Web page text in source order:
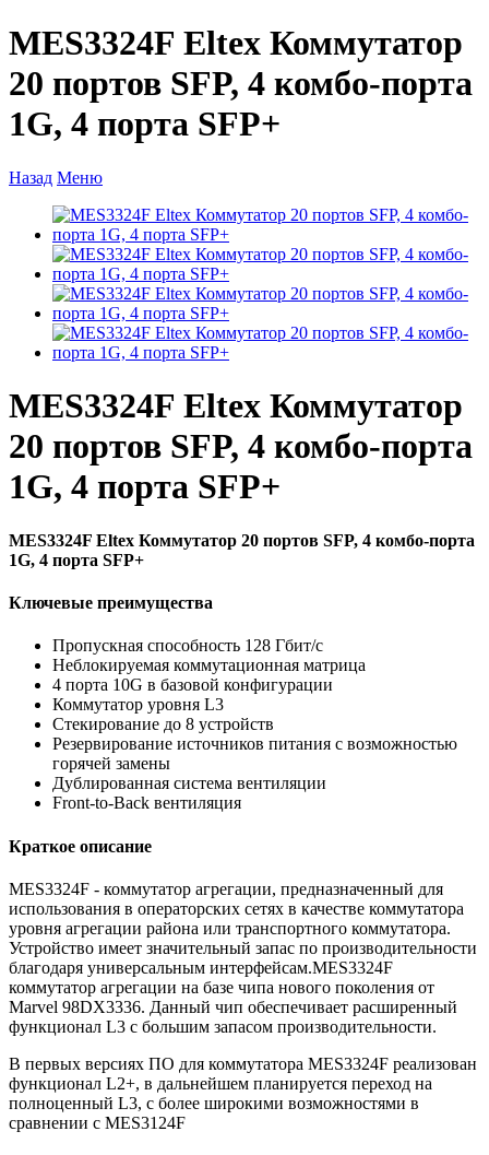
MES3324F Eltex Коммутатор
20 портов SFP, 4 комбо-порта
1G, 4 порта SFP+
Назад Меню
MES3324F Eltex Коммутатор
20 портов SFP, 4 комбо-порта
1G, 4 порта SFP+
MES3324F Eltex Коммутатор 20 портов SFP, 4 комбо-порта
1G, 4 порта SFP+
Ключевые преимущества
Пропускная способность 128 Гбит/с
Неблокируемая коммутационная матрица
4 порта 10G в базовой конфигурации
Коммутатор уровня L3
Стекирование до 8 устройств
Резервирование источников питания с возможностью
горячей замены
Дублированная система вентиляции
Front-to-Back вентиляция
Краткое описание
MES3324F - коммутатор агрегации, предназначенный для
использования в операторских сетях в качестве коммутатора
уровня агрегации района или транспортного коммутатора.
Устройство имеет значительный запас по производительности
благодаря универсальным интерфейсам.MES3324F
коммутатор агрегации на базе чипа нового поколения от
Marvel 98DX3336. Данный чип обеспечивает расширенный
функционал L3 с большим запасом производительности.
В первых версиях ПО для коммутатора MES3324F реализован
функционал L2+, в дальнейшем планируется переход на
полноценный L3, с более широкими возможностями в
сравнении с MES3124F